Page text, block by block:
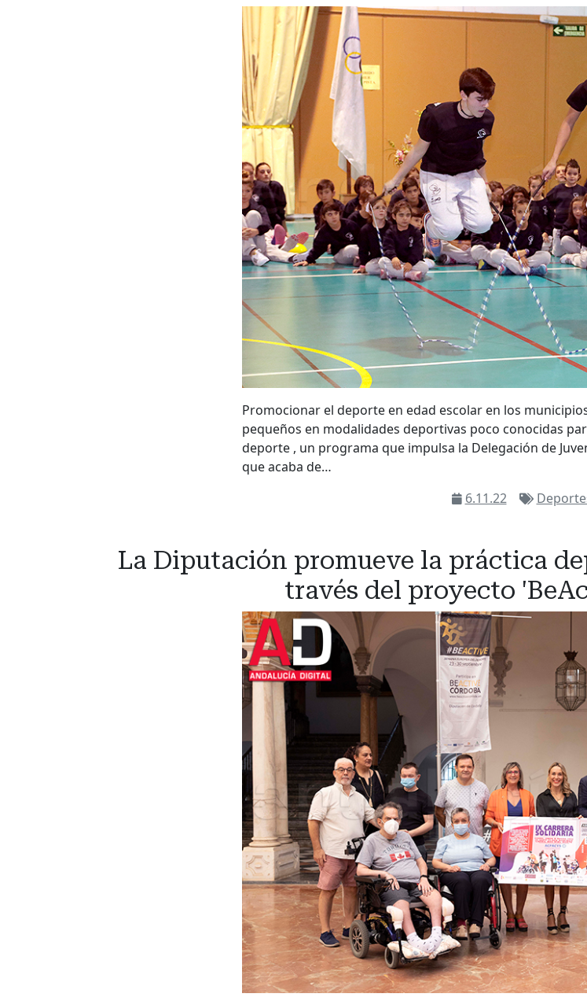
Promocionar el deporte en edad escolar en los
pequeños en modalidades deportivas poco conocidas
deporte , un programa que impulsa la Delegación de
que acaba de…
6.11.22
La Diputación promueve la práctica
través del proyecto